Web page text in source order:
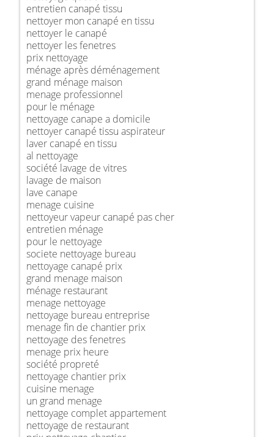
entretien canapé tissu
nettoyer mon canapé en tissu
nettoyer le canapé
nettoyer les fenetres
prix nettoyage
ménage après déménagement
grand ménage maison
menage professionnel
pour le ménage
nettoyage canape a domicile
nettoyer canapé tissu aspirateur
laver canapé en tissu
al nettoyage
société lavage de vitres
lavage de maison
lave canape
menage cuisine
nettoyeur vapeur canapé pas cher
entretien ménage
pour le nettoyage
societe nettoyage bureau
nettoyage canapé prix
grand menage maison
ménage restaurant
menage nettoyage
nettoyage bureau entreprise
menage fin de chantier prix
nettoyage des fenetres
menage prix heure
société propreté
nettoyage chantier prix
cuisine menage
un grand menage
nettoyage complet appartement
nettoyage de restaurant